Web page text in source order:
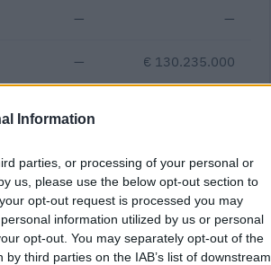
Information
parties, or processing of your personal or
us, please use the below opt-out section to
opt-out request is processed you may
information utilized by us or personal
opt-out. You may separately opt-out of the
third parties on the IAB’s list of downstream
— —
— € 130.235.000
€ 914.837